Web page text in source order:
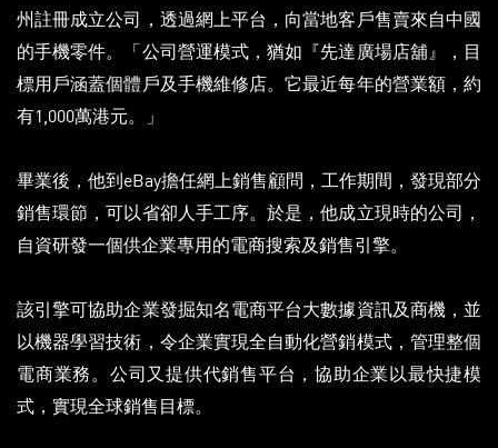
州註冊成立公司，透過網上平台，向當地客戶售賣來自中國
的手機零件。「公司營運模式，猶如『先達廣場店舖』，目
標用戶涵蓋個體戶及手機維修店。它最近每年的營業額，約
有1,000萬港元。」
畢業後，他到eBay擔任網上銷售顧問，工作期間，發現部分
銷售環節，可以省卻人手工序。於是，他成立現時的公司，
自資研發一個供企業專用的電商搜索及銷售引擎。
該引擎可協助企業發掘知名電商平台大數據資訊及商機，並
以機器學習技術，令企業實現全自動化營銷模式，管理整個
電商業務。公司又提供代銷售平台，協助企業以最快捷模
式，實現全球銷售目標。